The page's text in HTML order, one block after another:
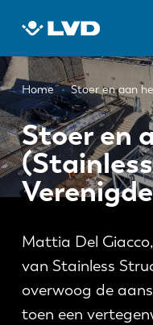
de
inhoud
gaan
Home Stoer en aan het
Stoer en
Mattia Del
van Stainless
overwoog de
toen een
AFKANTPERSEN
PONSMACHINES
SOFTWARE
CUSTOMER SERVICE